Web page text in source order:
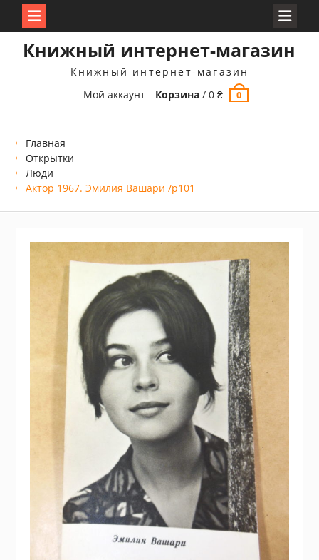
Книжный интернет-магазин
Книжный интернет-магазин
Мой аккаунт
Корзина /0₴ 0
Главная
Открытки
Люди
Актор 1967. Эмилия Вашари /p101